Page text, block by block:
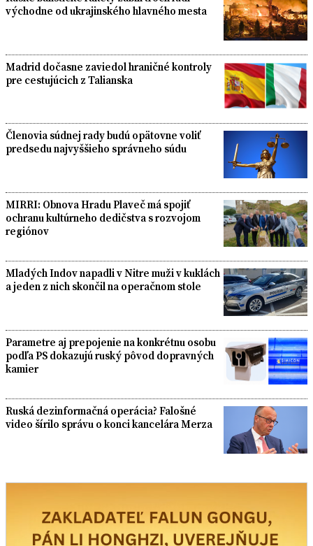
východne od ukrajinského hlavného mesta
Madrid dočasne zaviedol hraničné kontroly
pre cestujúcich z Talianska
Členovia súdnej rady budú opätovne voliť
predsedu najvyššieho správneho súdu
MIRRI: Obnova Hradu Plaveč má spojiť
ochranu kultúrneho dedičstva s rozvojom
regiónov
Mladých Indov napadli v Nitre muži v kuklách
a jeden z nich skončil na operačnom stole
Parametre aj prepojenie na konkrétnu osobu
podľa PS dokazujú ruský pôvod dopravných
kamier
Ruská dezinformačná operácia? Falošné
video šírilo správu o konci kancelára Merza